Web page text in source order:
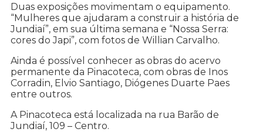
Duas exposições movimentam o equipamento.
“Mulheres que ajudaram a construir a história de
Jundiaí”, em sua última semana e “Nossa Serra:
cores do Japi”, com fotos de Willian Carvalho.
Ainda é possível conhecer as obras do acervo
permanente da Pinacoteca, com obras de Inos
Corradin, Elvio Santiago, Diógenes Duarte Paes
entre outros.
A Pinacoteca está localizada na rua Barão de
Jundiaí, 109 – Centro.